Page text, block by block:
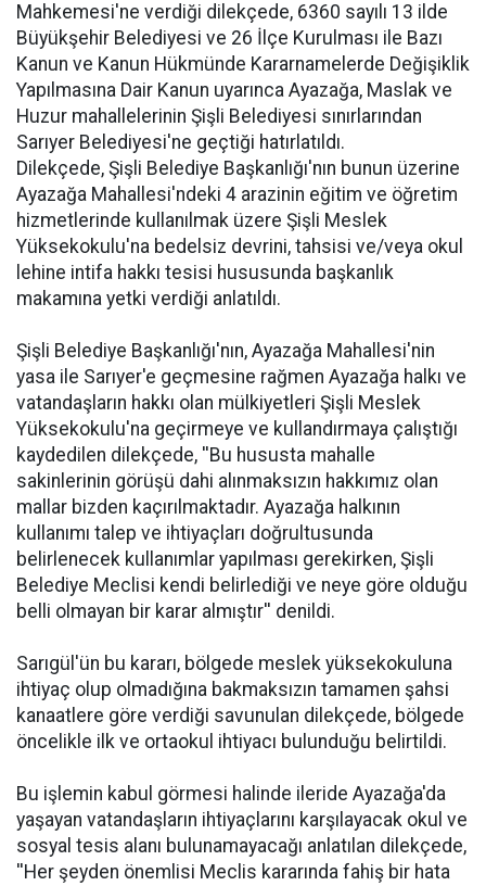
Mahkemesi'ne verdiği dilekçede, 6360 sayılı 13 ilde
Büyükşehir Belediyesi ve 26 İlçe Kurulması ile Bazı
Kanun ve Kanun Hükmünde Kararnamelerde Değişiklik
Yapılmasına Dair Kanun uyarınca Ayazağa, Maslak ve
Huzur mahallelerinin Şişli Belediyesi sınırlarından
Sarıyer Belediyesi'ne geçtiği hatırlatıldı.
Dilekçede, Şişli Belediye Başkanlığı'nın bunun üzerine
Ayazağa Mahallesi'ndeki 4 arazinin eğitim ve öğretim
hizmetlerinde kullanılmak üzere Şişli Meslek
Yüksekokulu'na bedelsiz devrini, tahsisi ve/veya okul
lehine intifa hakkı tesisi hususunda başkanlık
makamına yetki verdiği anlatıldı.
Şişli Belediye Başkanlığı'nın, Ayazağa Mahallesi'nin
yasa ile Sarıyer'e geçmesine rağmen Ayazağa halkı ve
vatandaşların hakkı olan mülkiyetleri Şişli Meslek
Yüksekokulu'na geçirmeye ve kullandırmaya çalıştığı
kaydedilen dilekçede, ''Bu hususta mahalle
sakinlerinin görüşü dahi alınmaksızın hakkımız olan
mallar bizden kaçırılmaktadır. Ayazağa halkının
kullanımı talep ve ihtiyaçları doğrultusunda
belirlenecek kullanımlar yapılması gerekirken, Şişli
Belediye Meclisi kendi belirlediği ve neye göre olduğu
belli olmayan bir karar almıştır'' denildi.
Sarıgül'ün bu kararı, bölgede meslek yüksekokuluna
ihtiyaç olup olmadığına bakmaksızın tamamen şahsi
kanaatlere göre verdiği savunulan dilekçede, bölgede
öncelikle ilk ve ortaokul ihtiyacı bulunduğu belirtildi.
Bu işlemin kabul görmesi halinde ileride Ayazağa'da
yaşayan vatandaşların ihtiyaçlarını karşılayacak okul ve
sosyal tesis alanı bulunamayacağı anlatılan dilekçede,
''Her şeyden önemlisi Meclis kararında fahiş bir hata